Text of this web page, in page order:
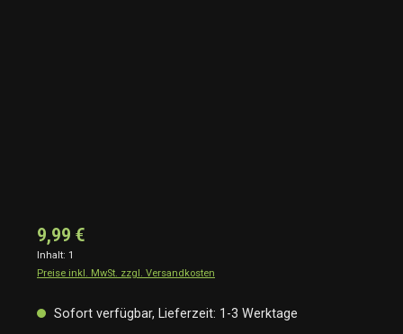
9,99 €
Inhalt: 1
Preise inkl. MwSt. zzgl. Versandkosten
Sofort verfügbar, Lieferzeit: 1-3 Werktage